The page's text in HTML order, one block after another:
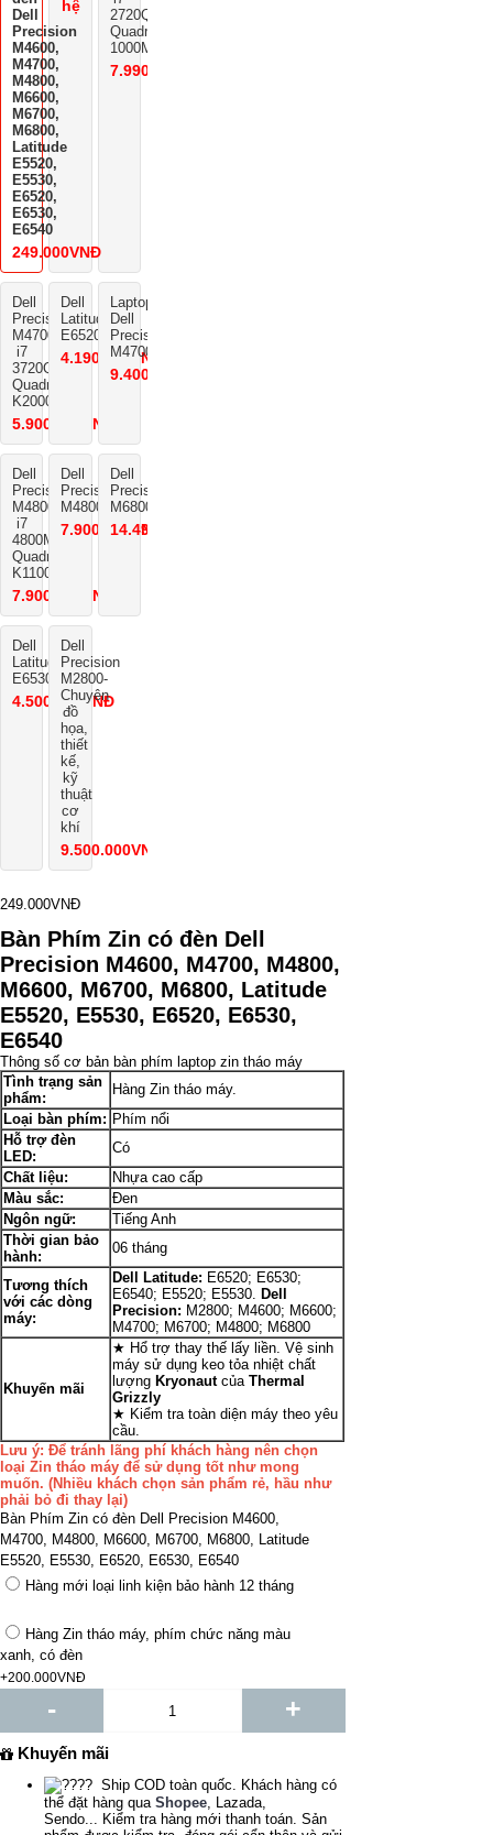
Dell
Precision
M4600,
M4700,
M4800,
M6600,
M6700,
M6800,
Latitude
E5520,
E5530,
E6520,
E6530,
E6540
249.000VNĐ
hệ
2720QM,
Quadro
1000M
7.990.000VNĐ
Dell
Precision
M4700
i7
3720QM,
Quadro
K2000M
5.900.000VNĐ
Dell
Latitude
E6520
4.190.000VNĐ
Laptop
Dell
Precision
M4700
9.400.000VNĐ
Dell
Precision
M4800-
i7
4800MQ-
Quadro
K1100
7.900.000VNĐ
Dell
Precision
M4800
7.900.000VNĐ
Dell
Precision
M6800
14.490.000VNĐ
Dell
Latitude
E6530
4.500.000VNĐ
Dell
Precision
M2800-
Chuyên
đồ
họa,
thiết
kế,
kỹ
thuật
cơ
khí
9.500.000VNĐ
249.000VNĐ
Bàn Phím Zin có đèn Dell
Precision M4600, M4700, M4800,
M6600, M6700, M6800, Latitude
E5520, E5530, E6520, E6530,
E6540
Thông số cơ bản bàn phím laptop zin tháo máy
Tình trạng sản
phẩm:
Hàng Zin tháo máy.
Loại bàn phím: Phím nổi
Hỗ trợ đèn
LED:
Có
Chất liệu:
Nhựa cao cấp
Màu sắc:
Đen
Ngôn ngữ:
Tiếng Anh
Thời gian bảo
hành:
06 tháng
Tương thích
với các dòng
máy:
Dell Latitude: E6520; E6530;
E6540; E5520; E5530. Dell
Precision: M2800; M4600; M6600;
M4700; M6700; M4800; M6800
Khuyến mãi
★ Hổ trợ thay thế lấy liền. Vệ sinh
máy sử dụng keo tỏa nhiệt chất
lượng Kryonautcủa Thermal
Grizzly
★ Kiểm tra toàn diện máy theo yêu
cầu.
Lưu ý: Để tránh lãng phí khách hàng nên chọn
loại Zin tháo máy để sử dụng tốt như mong
muốn. (Nhiều khách chọn sản phẩm rẻ, hầu như
phải bỏ đi thay lại)
Bàn Phím Zin có đèn Dell Precision M4600,
M4700, M4800, M6600, M6700, M6800, Latitude
E5520, E5530, E6520, E6530, E6540
Hàng mới loại linh kiện bảo hành 12 tháng
Hàng Zin tháo máy, phím chức năng màu
xanh, có đèn
+200.000VNĐ
- +
Khuyến mãi
Ship COD toàn quốc. Khách hàng có
thể đặt hàng qua Shopee, Lazada,
Sendo... Kiểm tra hàng mới thanh toán. Sản